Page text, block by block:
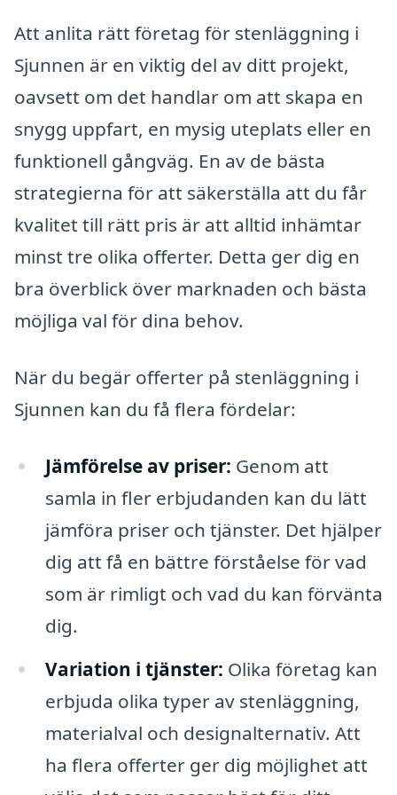
Att anlita rätt företag för stenläggning i
Sjunnen är en viktig del av ditt projekt,
oavsett om det handlar om att skapa en
snygg uppfart, en mysig uteplats eller en
funktionell gångväg. En av de bästa
strategierna för att säkerställa att du får
kvalitet till rätt pris är att alltid inhämtar
minst tre olika offerter. Detta ger dig en
bra överblick över marknaden och bästa
möjliga val för dina behov.
När du begär offerter på stenläggning i
Sjunnen kan du få flera fördelar:
Jämförelse av priser: Genom att
samla in fler erbjudanden kan du lätt
jämföra priser och tjänster. Det hjälper
dig att få en bättre förståelse för vad
som är rimligt och vad du kan förvänta
dig.
Variation i tjänster: Olika företag kan
erbjuda olika typer av stenläggning,
materialval och designalternativ. Att
ha flera offerter ger dig möjlighet att